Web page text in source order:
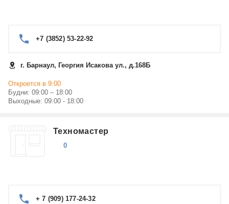
+7 (3852) 53-22-92
г. Барнаул, Георгия Исакова ул., д.168Б
Откроется в 9:00
Будни: 09:00 – 18:00
Выходные: 09:00 - 18:00
Техномастер
0
+ 7 (909) 177-24-32